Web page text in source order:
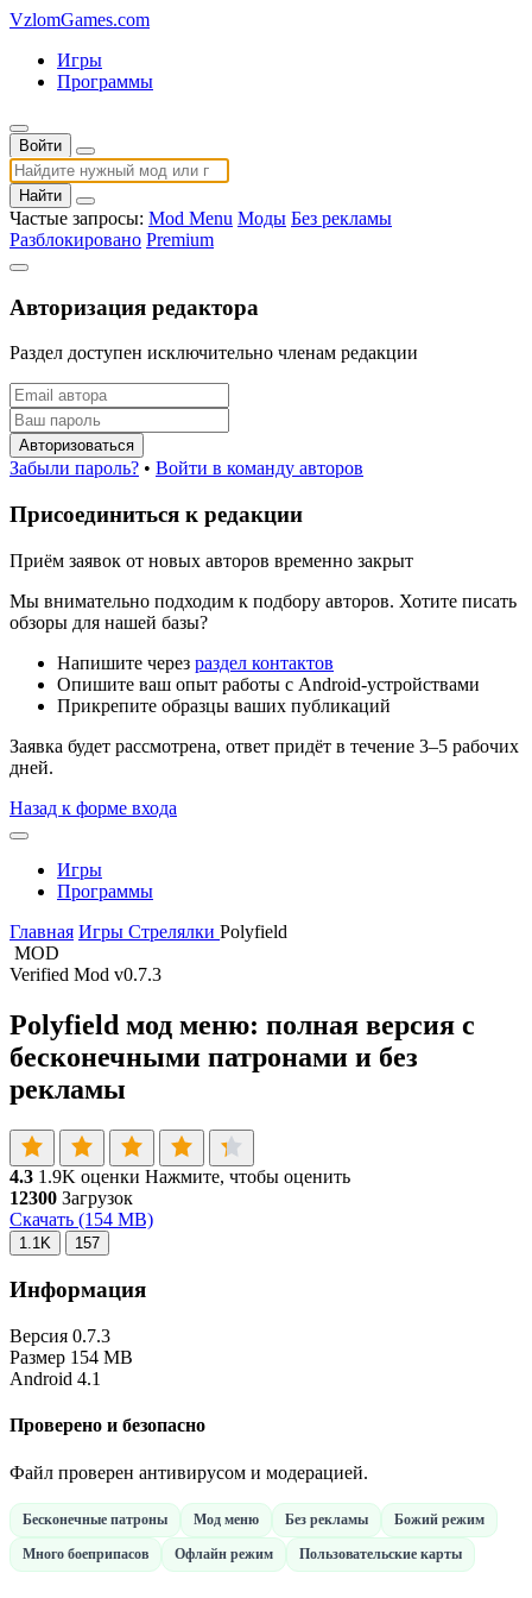
VzlomGames.com
Игры
Программы
Войти
Найти
Частые запросы: Mod Menu Моды Без рекламы
Разблокировано Premium
Авторизация редактора
Раздел доступен исключительно членам редакции
Авторизоваться
Забыли пароль? • Войти в команду авторов
Присоединиться к редакции
Приём заявок от новых авторов временно закрыт
Мы внимательно подходим к подбору авторов. Хотите писать
обзоры для нашей базы?
Напишите через раздел контактов
Опишите ваш опыт работы с Android-устройствами
Прикрепите образцы ваших публикаций
Заявка будет рассмотрена, ответ придёт в течение 3–5 рабочих
дней.
Назад к форме входа
Игры
Программы
Главная Игры Стрелялки Polyfield
MOD
Verified Mod v0.7.3
Polyfield мод меню: полная версия с
бесконечными патронами и без
рекламы
4.3 1.9K оценки Нажмите, чтобы оценить
12300 Загрузок
Скачать (154 MB)
1.1K 157
Информация
Версия 0.7.3
Размер 154 MB
Android 4.1
Проверено и безопасно
Файл проверен антивирусом и модерацией.
Бесконечные патроны Мод меню Без рекламы Божий режим
Много боеприпасов Офлайн режим Пользовательские карты